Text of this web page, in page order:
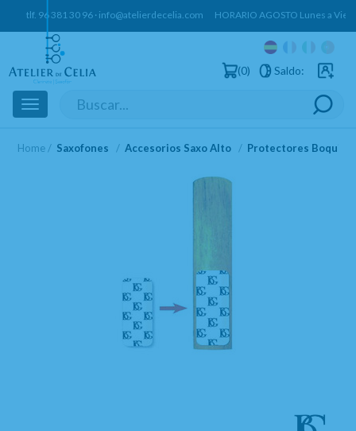
tlf. 96 381 30 96 · info@atelierdecelia.com HORARIO AGOSTO Lunes a
0 Saldo:
Toggle
navigation
Home Saxofones Accesorios Saxo Alto Protectores Boquilla